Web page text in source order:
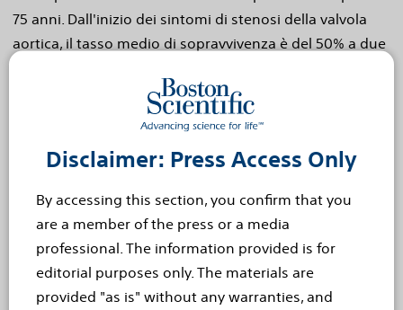
Disclaimer: Press Access Only
By accessing this section, you confirm that you
are a member of the press or a media
professional. The information provided is for
editorial purposes only. The materials are
provided "as is" without any warranties, and
75 anni. Dall'inizio dei sintomi di stenosi della valvola
aortica, il tasso medio di sopravvivenza è del 50% a due
Informazioni su Boston Scientific
“Trasformare la vita offrendo soluzioni mediche
innovative che migliorano la salute dei pazienti di tutto
in qualità di leader globale nel settore della tecnologia
medica da più di 30 anni, vuole far progredire la scienza
a servizio della salute grazie a un'ampia gamma di
soluzioni a elevate prestazioni che risolvono le esigenze
insoddisfatte dei pazienti e riducono la spesa a carico